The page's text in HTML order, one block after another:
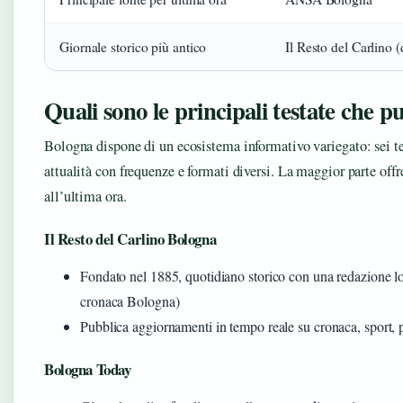
Giornale storico più antico Il Resto del Carlino
Quali sono le principali testate che
Bologna dispone di un ecosistema informativo variegato: sei
attualità con frequenze e formati diversi. La maggior parte
all’ultima ora.
Il Resto del Carlino Bologna
Fondato nel 1885, quotidiano storico con una redazione
cronaca Bologna)
Pubblica aggiornamenti in tempo reale su cronaca, sport,
Bologna Today